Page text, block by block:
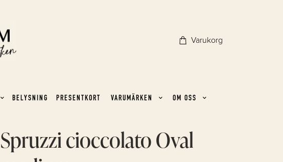
Varukorg
BELYSNING PRESENTKORT VARUMÄRKEN OM OSS
Spruzzi cioccolato Oval